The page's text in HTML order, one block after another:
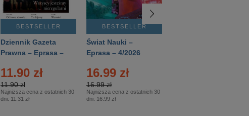
BESTSELLER
Dziennik Gazeta
Prawna – Eprasa –
11.90 zł
11.90 zł
Najniższa cena z ostatnich 30
dni: 11.31 zł
BESTSELLER
Świat Nauki –
Eprasa – 4/2026
16.99 zł
16.99 zł
Najniższa cena z ostatnich 30
dni: 16.99 zł